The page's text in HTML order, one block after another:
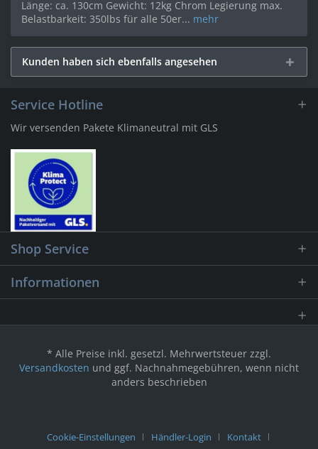
Länge: ca. 130cm Gewicht: 12kg Chrom Legierung max.
Belastbarkeit: 350lbs für alle 50er... mehr
Kunden haben sich ebenfalls angesehen
Service Hotline
Wir versenden Pakete Klimaneutral mit GLS
Shop Service
Informationen
* Alle Preise inkl. gesetzl. Mehrwertsteuer zzgl.
Versandkosten und ggf. Nachnahmegebühren, wenn nicht
anders beschrieben
Cookie-Einstellungen Händler-Login Kontakt